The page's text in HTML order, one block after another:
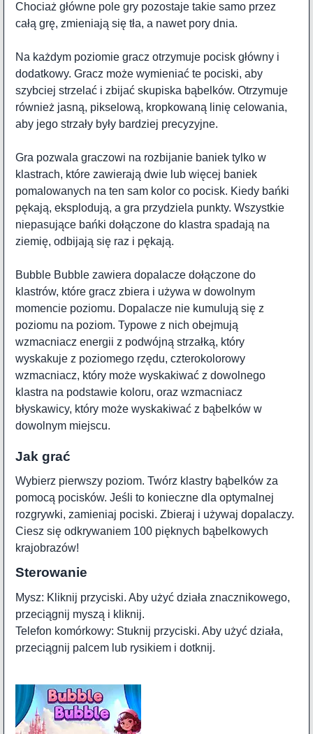
Chociaż główne pole gry pozostaje takie samo przez
całą grę, zmieniają się tła, a nawet pory dnia.
Na każdym poziomie gracz otrzymuje pocisk główny i
dodatkowy. Gracz może wymieniać te pociski, aby
szybciej strzelać i zbijać skupiska bąbelków. Otrzymuje
również jasną, pikselową, kropkowaną linię celowania,
aby jego strzały były bardziej precyzyjne.
Gra pozwala graczowi na rozbijanie baniek tylko w
klastrach, które zawierają dwie lub więcej baniek
pomalowanych na ten sam kolor co pocisk. Kiedy bańki
pękają, eksplodują, a gra przydziela punkty. Wszystkie
niepasujące bańki dołączone do klastra spadają na
ziemię, odbijają się raz i pękają.
Bubble Bubble zawiera dopalacze dołączone do
klastrów, które gracz zbiera i używa w dowolnym
momencie poziomu. Dopalacze nie kumulują się z
poziomu na poziom. Typowe z nich obejmują
wzmacniacz energii z podwójną strzałką, który
wyskakuje z poziomego rzędu, czterokolorowy
wzmacniacz, który może wyskakiwać z dowolnego
klastra na podstawie koloru, oraz wzmacniacz
błyskawicy, który może wyskakiwać z bąbelków w
dowolnym miejscu.
Jak grać
Wybierz pierwszy poziom. Twórz klastry bąbelków za
pomocą pocisków. Jeśli to konieczne dla optymalnej
rozgrywki, zamieniaj pociski. Zbieraj i używaj dopalaczy.
Ciesz się odkrywaniem 100 pięknych bąbelkowych
krajobrazów!
Sterowanie
Mysz: Kliknij przyciski. Aby użyć działa znacznikowego,
przeciągnij myszą i kliknij.
Telefon komórkowy: Stuknij przyciski. Aby użyć działa,
przeciągnij palcem lub rysikiem i dotknij.